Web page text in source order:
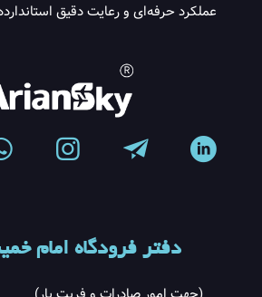
عملکرد حرفه‌ای و رعایت دقیق
دفتر فرودگاه امام